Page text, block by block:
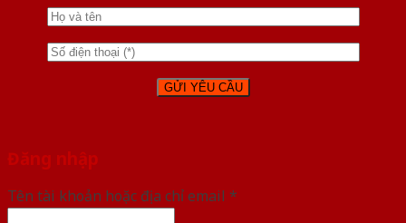
Đăng nhập
Tên tài khoản hoặc địa chỉ email *